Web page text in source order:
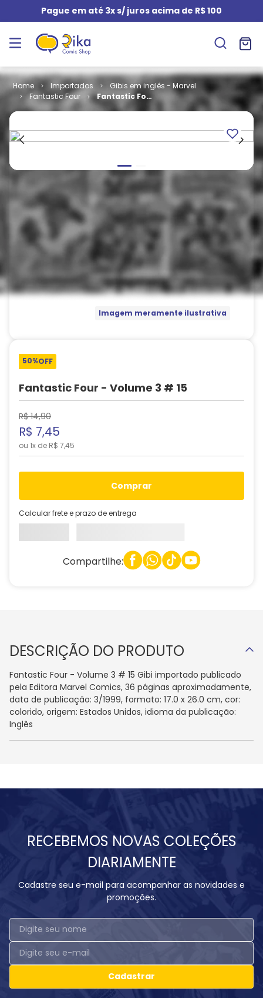
Pague em até 3x s/ juros acima de R$ 100
Importados
Gibis em inglês - Marvel
Fantastic Four
Fantastic Four
- Volume 3 #
Imagem meramente ilustrativa
50%OFF
Fantastic Four - Volume 3 # 15
R$ 14,90
R$ 7,45
ou 1x de R$ 7,45
comprar
Calcular frete e prazo de entrega
Compartilhe:
DESCRIÇÃO DO PRODUTO
Fantastic Four - Volume 3 # 15 Gibi importado publicado
pela Editora Marvel Comics, 36 páginas aproximadamente,
data de publicação: 3/1999, formato: 17.0 x 26.0 cm, cor:
colorido, origem: Estados Unidos, idioma da publicação:
Inglês
RECEBEMOS NOVAS COLEÇÕES
DIARIAMENTE
Cadastre seu e-mail para acompanhar as novidades e
promoções.
Cadastrar